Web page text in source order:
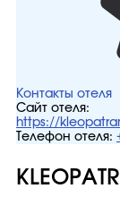
Контакты отеля
Сайт отеля:
https://
Телефон отеля: